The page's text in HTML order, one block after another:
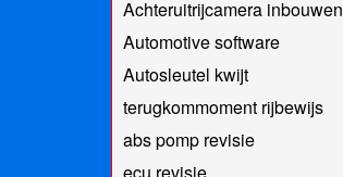
Achteruitrijcamera inbouwen
Automotive software
Autosleutel kwijt
terugkommoment rijbewijs
abs pomp revisie
ecu revisie